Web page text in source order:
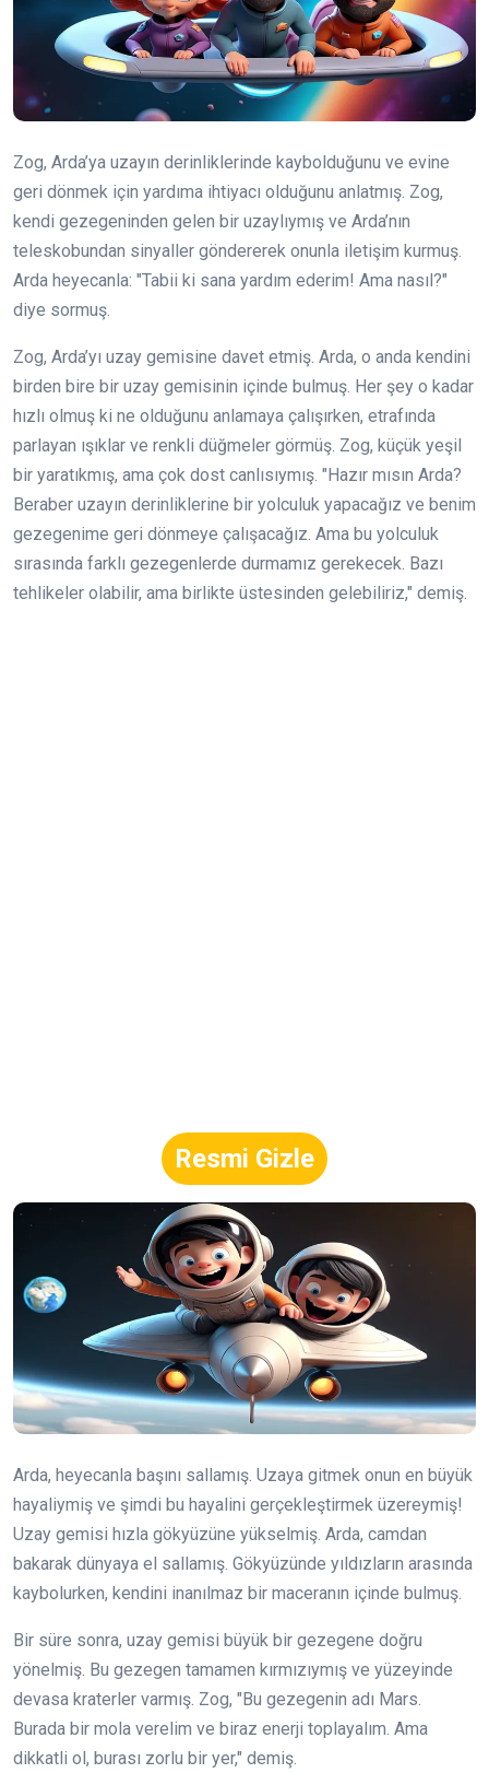
Zog, Arda’ya uzayın derinliklerinde kaybolduğunu ve evine
geri dönmek için yardıma ihtiyacı olduğunu anlatmış. Zog,
kendi gezegeninden gelen bir uzaylıymış ve Arda’nın
teleskobundan sinyaller göndererek onunla iletişim kurmuş.
Arda heyecanla: "Tabii ki sana yardım ederim! Ama nasıl?"
diye sormuş.
Zog, Arda’yı uzay gemisine davet etmiş. Arda, o anda kendini
birden bire bir uzay gemisinin içinde bulmuş. Her şey o kadar
hızlı olmuş ki ne olduğunu anlamaya çalışırken, etrafında
parlayan ışıklar ve renkli düğmeler görmüş. Zog, küçük yeşil
bir yaratıkmış, ama çok dost canlısıymış. "Hazır mısın Arda?
Beraber uzayın derinliklerine bir yolculuk yapacağız ve benim
gezegenime geri dönmeye çalışacağız. Ama bu yolculuk
sırasında farklı gezegenlerde durmamız gerekecek. Bazı
tehlikeler olabilir, ama birlikte üstesinden gelebiliriz," demiş.
Resmi Gizle
Arda, heyecanla başını sallamış. Uzaya gitmek onun en büyük
hayaliymiş ve şimdi bu hayalini gerçekleştirmek üzereymiş!
Uzay gemisi hızla gökyüzüne yükselmiş. Arda, camdan
bakarak dünyaya el sallamış. Gökyüzünde yıldızların arasında
kaybolurken, kendini inanılmaz bir maceranın içinde bulmuş.
Bir süre sonra, uzay gemisi büyük bir gezegene doğru
yönelmiş. Bu gezegen tamamen kırmızıymış ve yüzeyinde
devasa kraterler varmış. Zog, "Bu gezegenin adı Mars.
Burada bir mola verelim ve biraz enerji toplayalım. Ama
dikkatli ol, burası zorlu bir yer," demiş.